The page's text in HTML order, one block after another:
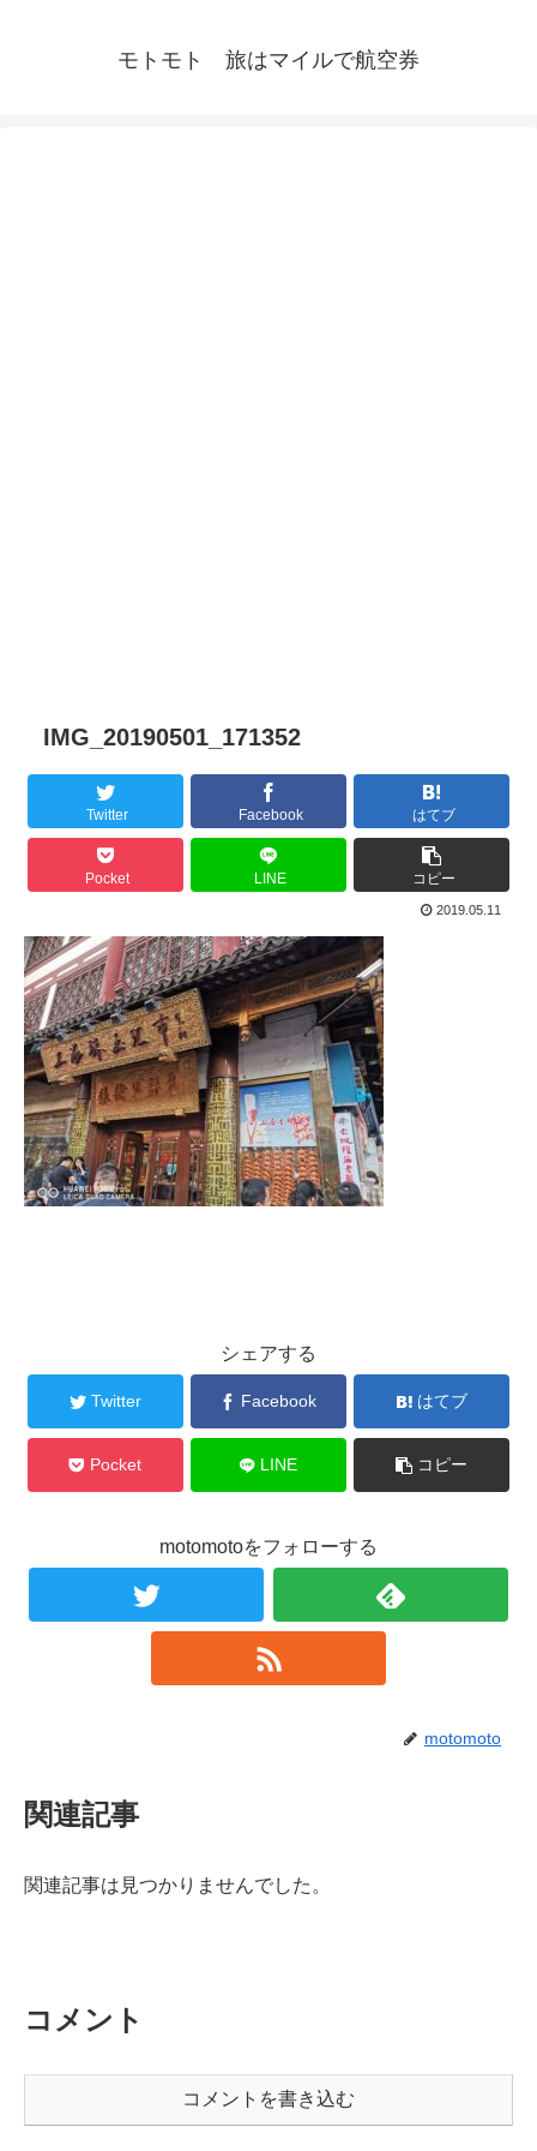
モトモト 旅はマイルで航空券
IMG_20190501_171352
Twitter Facebook はてブ
Pocket LINE コピー
2019.05.11
シェアする
Twitter Facebook はてブ
Pocket LINE コピー
motomotoをフォローする
motomoto
関連記事
関連記事は見つかりませんでした。
コメント
コメントを書き込む